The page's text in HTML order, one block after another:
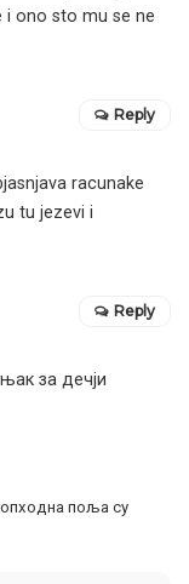
i ono sto mu se ne
racunake
tu jezevi i
Reply
за дечји
Reply
поља су